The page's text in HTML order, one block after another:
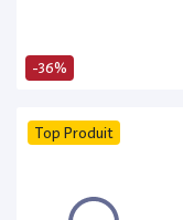
-36%
Top Produit